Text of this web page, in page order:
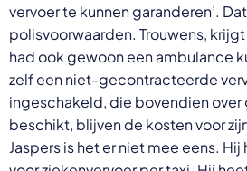
vervoer te kunnen garanderen’.
polisvoorwaarden. Trouwens, krijgt
had ook gewoon een ambulance
zelf een niet-gecontracteerde
ingeschakeld, die bovendien over
beschikt, blijven de kosten voor
Jaspers is het er niet mee eens.